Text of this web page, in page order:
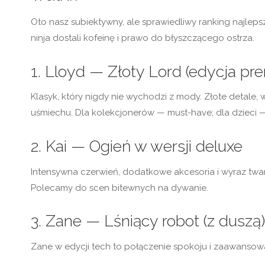
Oto nasz subiektywny, ale sprawiedliwy ranking
ninja dostali kofeinę i prawo do błyszczącego ostrza.
1. Lloyd — Złoty Lord (edycja
Klasyk, który nigdy nie wychodzi z mody. Złote
uśmiechu. Dla kolekcjonerów — must-have; dla dzieci
2. Kai — Ogień w wersji deluxe
Intensywna czerwień, dodatkowe akcesoria i wyraz
Polecamy do scen bitewnych na dywanie.
3. Zane — Lśniący robot (z duszą)
Zane w edycji tech to połączenie spokoju i